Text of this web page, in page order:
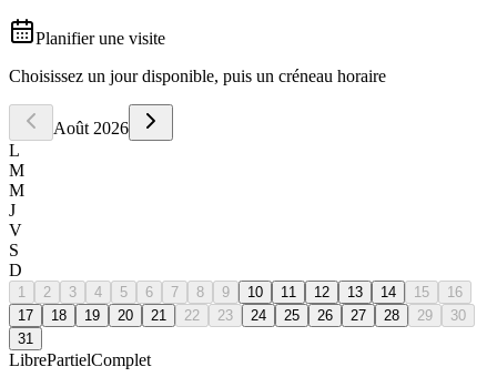
Planifier une visite
Choisissez un jour disponible, puis un créneau horaire
Août 2026
L
M
M
J
V
S
D
1 2 3 4 5 6 7 8 9 10 11 12 13 14 15
16
17
18 19 20 21 22 23 24 25 26 27 28 29
30
31
LibrePartielComplet